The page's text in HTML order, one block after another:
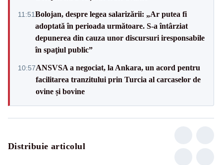
11:51Bolojan, despre legea salarizării: „Ar putea fi
adoptată în perioada următoare. S-a întârziat
depunerea din cauza unor discursuri iresponsabile
în spaţiul public”
10:57ANSVSA a negociat, la Ankara, un acord pentru
facilitarea tranzitului prin Turcia al carcaselor de
ovine și bovine
Distribuie articolul